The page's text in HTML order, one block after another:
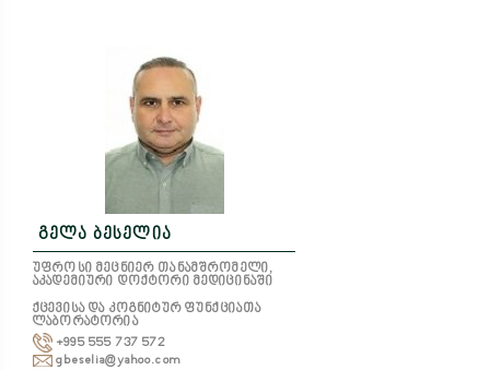
გელა ბესელია
უფროსი მეცნიერ თანამშრომელი,
აკადემიური დოქტორი მედიცინაში
ქცევისა და კოგნიტურ ფუნქციათა
ლაბორატორია
+995 555 737 572
gbeselia@yahoo.com